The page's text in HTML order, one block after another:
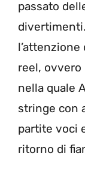
passato
reel, ovvero
nella quale
stringe con
partite voci
ritorno di